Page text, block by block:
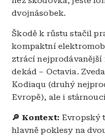
dvojnásobek.
Škodě k růstu stačil
kompaktní
ztrácí
dekád – Octavia.
Kodiaqu (druhý
Evropě), ale i
🔎 Kontext: Evropský
hlavně poklesy na